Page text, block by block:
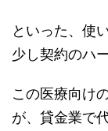
といった、使
少し契約のハ
この医療向け
が、貸金業で